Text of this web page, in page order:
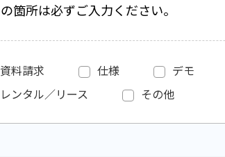
の箇所は必ずご入力ください。
資料請求 仕様 デモ
レンタル／リース その他